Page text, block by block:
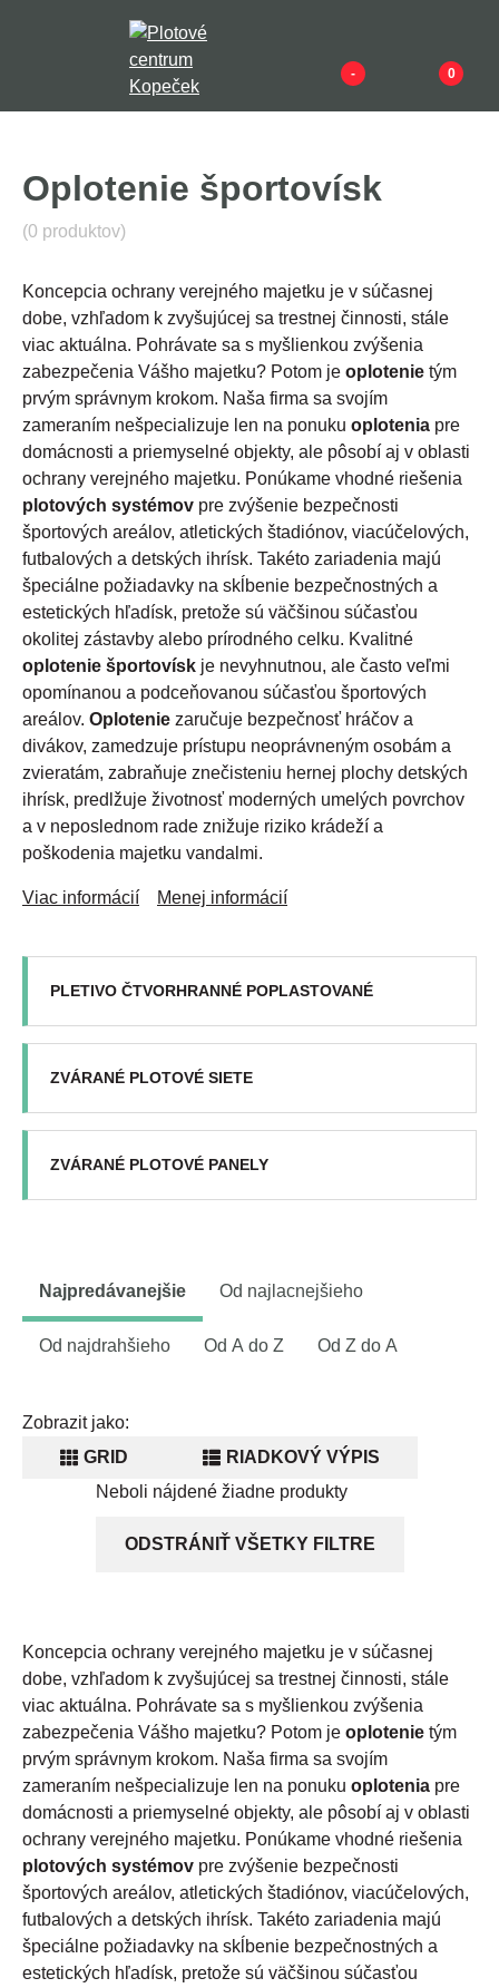
- 0
Oplotenie športovísk
(0 produktov)
Koncepcia ochrany verejného majetku je v súčasnej
dobe, vzhľadom k zvyšujúcej sa trestnej činnosti, stále
viac aktuálna. Pohrávate sa s myšlienkou zvýšenia
zabezpečenia Vášho majetku? Potom je oplotenie tým
prvým správnym krokom. Naša firma sa svojím
zameraním nešpecializuje len na ponuku oplotenia pre
domácnosti a priemyselné objekty, ale pôsobí aj v oblasti
ochrany verejného majetku. Ponúkame vhodné riešenia
plotových systémov pre zvýšenie bezpečnosti
športových areálov, atletických štadiónov, viacúčelových,
futbalových a detských ihrísk. Takéto zariadenia majú
špeciálne požiadavky na skĺbenie bezpečnostných a
estetických hľadísk, pretože sú väčšinou súčasťou
okolitej zástavby alebo prírodného celku. Kvalitné
oplotenie športovísk je nevyhnutnou, ale často veľmi
opomínanou a podceňovanou súčasťou športových
areálov. Oplotenie zaručuje bezpečnosť hráčov a
divákov, zamedzuje prístupu neoprávneným osobám a
zvieratám, zabraňuje znečisteniu hernej plochy detských
ihrísk, predlžuje životnosť moderných umelých povrchov
a v neposlednom rade znižuje riziko krádeží a
poškodenia majetku vandalmi.
Viac informácií Menej informácií
PLETIVO ČTVORHRANNÉ POPLASTOVANÉ
ZVÁRANÉ PLOTOVÉ SIETE
ZVÁRANÉ PLOTOVÉ PANELY
Najpredávanejšie Od najlacnejšieho
Od najdrahšieho Od A do Z Od Z do A
Zobrazit jako:
GRID
RIADKOVÝ VÝPIS
Neboli nájdené žiadne produkty
ODSTRÁNIŤ VŠETKY FILTRE
Koncepcia ochrany verejného majetku je v súčasnej
dobe, vzhľadom k zvyšujúcej sa trestnej činnosti, stále
viac aktuálna. Pohrávate sa s myšlienkou zvýšenia
zabezpečenia Vášho majetku? Potom je oplotenie tým
prvým správnym krokom. Naša firma sa svojím
zameraním nešpecializuje len na ponuku oplotenia pre
domácnosti a priemyselné objekty, ale pôsobí aj v oblasti
ochrany verejného majetku. Ponúkame vhodné riešenia
plotových systémov pre zvýšenie bezpečnosti
športových areálov, atletických štadiónov, viacúčelových,
futbalových a detských ihrísk. Takéto zariadenia majú
špeciálne požiadavky na skĺbenie bezpečnostných a
estetických hľadísk, pretože sú väčšinou súčasťou